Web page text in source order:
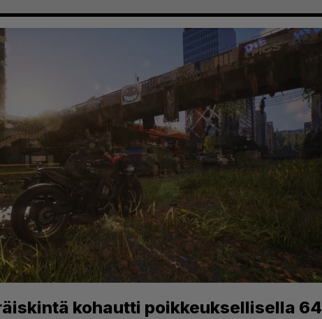
kohautti poikkeuksellisella 64